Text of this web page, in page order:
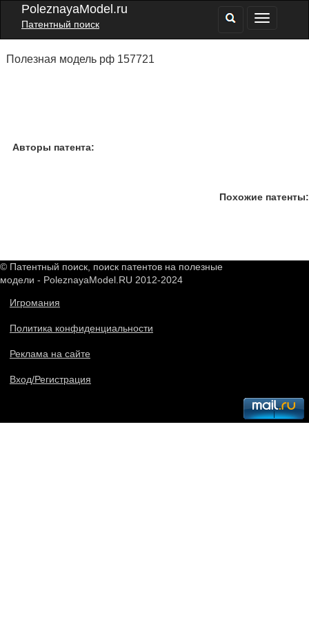
PoleznayaModel.ru
Патентный поиск
Полезная модель рф 157721
Авторы патента:
Похожие патенты:
© Патентный поиск, поиск патентов на полезные
модели - PoleznayaModel.RU 2012-2024
Игромания
Политика конфиденциальности
Реклама на сайте
Вход/Регистрация